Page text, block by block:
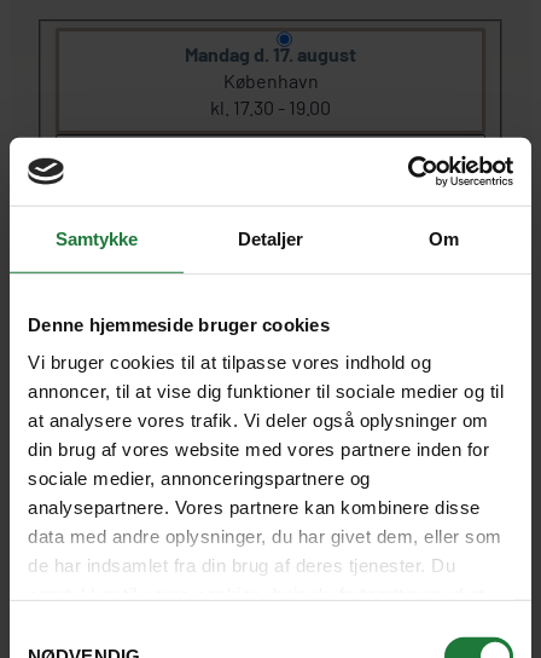
Samtykke Detaljer Om
Denne hjemmeside bruger cookies
Vi bruger cookies til at tilpasse vores indhold og
annoncer, til at vise dig funktioner til sociale medier og til
at analysere vores trafik. Vi deler også oplysninger om
din brug af vores website med vores partnere inden for
sociale medier, annonceringspartnere og
analysepartnere. Vores partnere kan kombinere disse
data med andre oplysninger, du har givet dem, eller som
de har indsamlet fra din brug af deres tjenester. Du
Mandag d. 17. august
København
kl. 17.30 - 19.00
kl. 12.45 - 13.45
TILMELD FOREDRAG
Vi havde en enestående tur til et